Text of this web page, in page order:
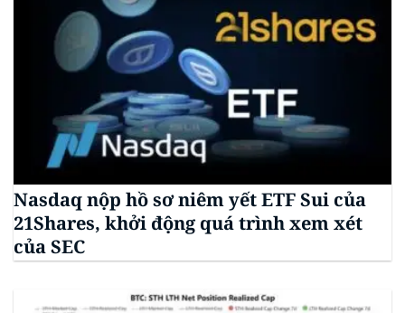
Nasdaq nộp hồ sơ niêm yết ETF Sui của
21Shares, khởi động quá trình xem xét
của SEC